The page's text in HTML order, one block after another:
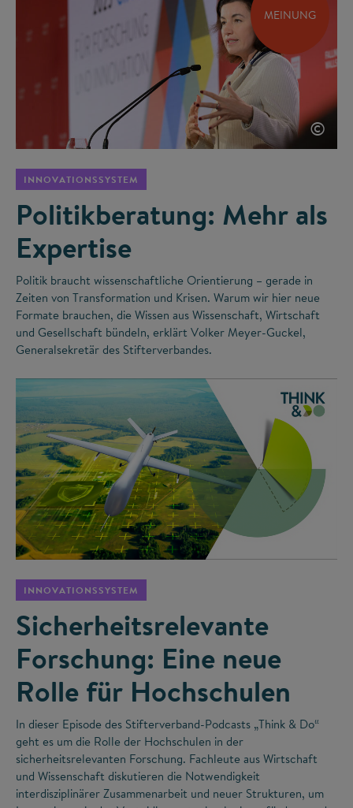
MEINUNG
©
INNOVATIONSSYSTEM
Politikberatung: Mehr als
Expertise
Politik braucht wissenschaftliche Orientierung – gerade in
Zeiten von Transformation und Krisen. Warum wir hier neue
Formate brauchen, die Wissen aus Wissenschaft, Wirtschaft
und Gesellschaft bündeln, erklärt Volker Meyer-Guckel,
Generalsekretär des Stifterverbandes.
INNOVATIONSSYSTEM
Sicherheitsrelevante
Forschung: Eine neue
Rolle für Hochschulen
In dieser Episode des Stifterverband-Podcasts „Think & Do“
geht es um die Rolle der Hochschulen in der
sicherheitsrelevanten Forschung. Fachleute aus Wirtschaft
und Wissenschaft diskutieren die Notwendigkeit
interdisziplinärer Zusammenarbeit und neuer Strukturen, um